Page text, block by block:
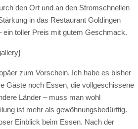
den Ort und an den Stromschnellen
in das Restaurant Goldingen
toller Preis mit gutem Geschmack.
zum Vorschein. Ich habe es bisher
Gäste noch Essen, die vollgeschissene
Länder – muss man wohl
ist mehr als gewöhnungsbedürftig.
Einblick beim Essen. Nach der